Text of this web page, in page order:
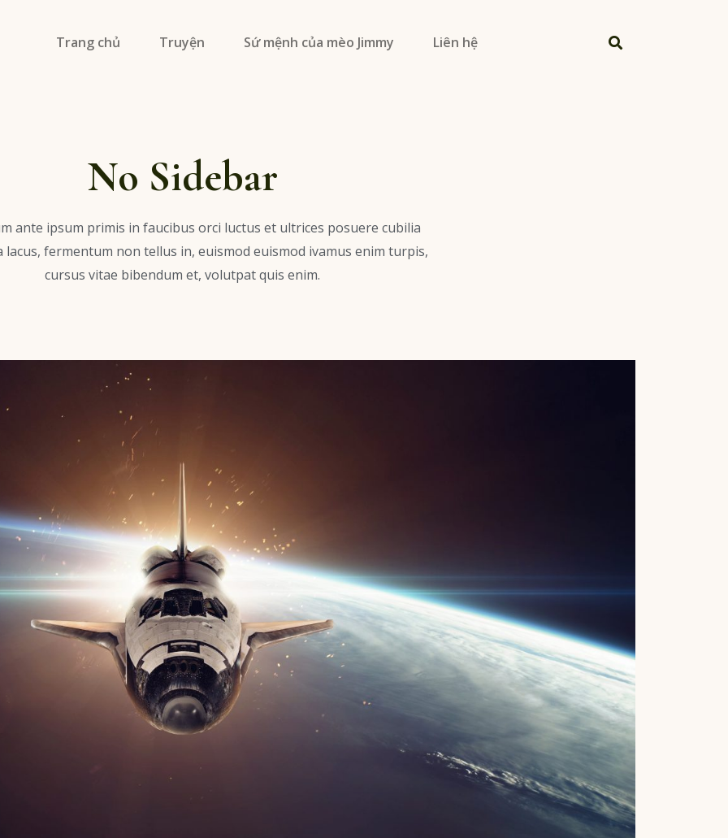
Trang chủ Truyện Sứ mệnh của mèo Jimmy Liên hệ
No Sidebar
ante ipsum primis in faucibus orci luctus et ultrices posuere cubilia
lacus, fermentum non tellus in, euismod euismod ivamus enim turpis,
cursus vitae bibendum et, volutpat quis enim.